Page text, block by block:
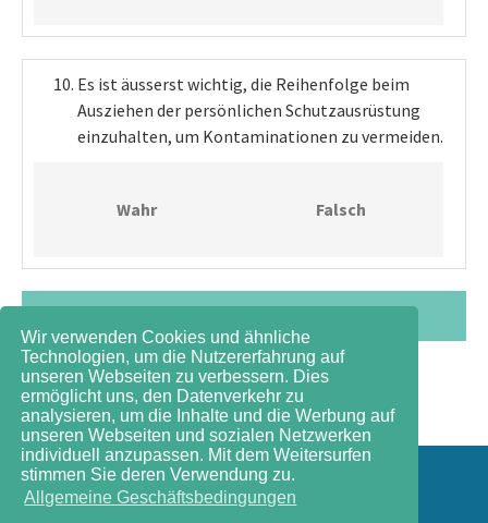
Wir verwenden Cookies und ähnliche
Technologien, um die Nutzererfahrung auf
unseren Webseiten zu verbessern. Dies
ermöglicht uns, den Datenverkehr zu
analysieren, um die Inhalte und die Werbung auf
unseren Webseiten und sozialen Netzwerken
individuell anzupassen. Mit dem Weitersurfen
stimmen Sie deren Verwendung zu.
Allgemeine Geschäftsbedingungen
Es ist äusserst wichtig, die Reihenfolge beim
Ausziehen der persönlichen Schutzausrüstung
einzuhalten, um Kontaminationen zu vermeiden.
Wahr Falsch